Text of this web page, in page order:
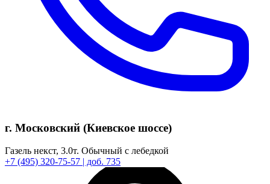
г. Московский (Киевское шоссе)
Газель некст, 3.0т. Обычный с лебедкой
+7 (495) 320-75-57 | доб. 735